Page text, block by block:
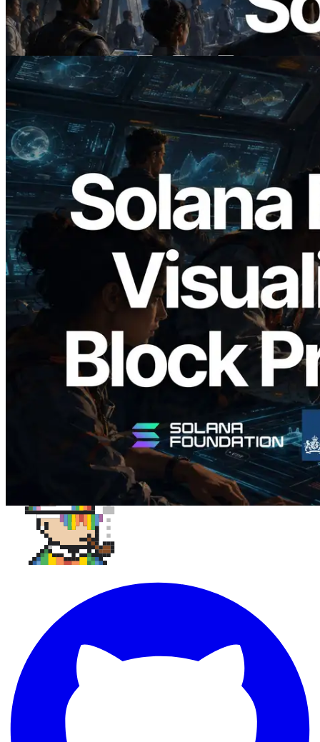
APIs bei Bedarf bezahlen
Lesen Sie diesen Artikel
2026.05.24
Validators Solutions veröffentlicht Solana
Block Analyzer – Visualisierung der
Blockproduktionszeit pro Slot und der
zugewiesenen Validatoren
Lesen Sie diesen Artikel